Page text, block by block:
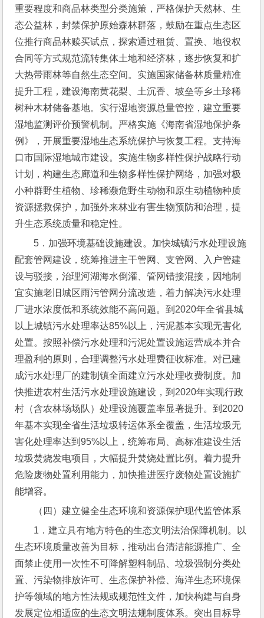
重要程度和商品林类型分类施策，严格保护天然林、生
态公益林，封禁保护原始森林群落，鼓励在重点生态区
位推行商品林赎买试点，探索通过租赁、置换、地役权
合同等方式规范流转集体土地和经济林，逐步恢复和扩
大热带雨林等自然生态空间。实施国家储备林质量精准
提升工程，建设海南黄花梨、土沉香、坡垒等乡土珍稀
树种木材储备基地。实行湿地资源总量管控，建立重要
湿地监测评价预警机制。严格实施《海南省湿地保护条
例》，开展重要湿地生态系统保护与恢复工程。支持海
口市国际湿地城市建设。实施生物多样性保护战略行动
计划，构建生态廊道和生物多样性保护网络，加强对极
小种群野生植物、珍稀濒危野生动物和原生动植物种质
资源拯救保护，加强外来林业有害生物预防和治理，提
升生态系统质量和稳定性。
5．加强环境基础设施建设。加快城镇污水处理设施
配套管网建设，统筹推进主干管网、支管网、入户管建
设与驳接，治理河湖海水倒灌、管网错接混接，因地制
宜实施老旧城区雨污管网分流改造，着力解决污水处理
厂进水浓度低和系统效能不高问题。到2020年全省县城
以上城镇污水处理率达85%以上，污泥基本实现无害化
处置。按照补偿污水处理和污泥处置设施运营成本并合
理盈利的原则，合理调整污水处理费征收标准。对已建
成污水处理厂的建制镇全面建立污水处理收费制度。加
快推进农村生活污水处理设施建设，到2020年实现行政
村（含农林场场队）处理设施覆盖率显著提升。到2020
年基本实现全省生活垃圾转运体系全覆盖，生活垃圾无
害化处理率达到95%以上，统筹布局、高标准建设生活
垃圾焚烧发电项目，大幅提升焚烧处置比例。着力提升
危险废物处置利用能力，加快推进医疗废物处置设施扩
能增容。
（四）建立健全生态环境和资源保护现代监管体系
1．建立具有地方特色的生态文明法治保障机制。以
生态环境质量改善为目标，推动出台清洁能源推广、全
面禁止使用一次性不可降解塑料制品、垃圾强制分类处
置、污染物排放许可、生态保护补偿、海洋生态环境保
护等领域的地方性法规或规范性文件，加快构建与自身
发展定位相适应的生态文明法规制度体系。突出目标导